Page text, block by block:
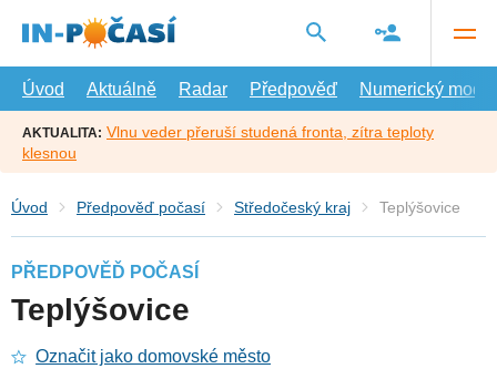
hlavní
Úvod
Aktuálně Radar Předpověď Numerický model
AKTUALITA: Vlnu veder přeruší studená fronta, zítra teploty
klesnou
Úvod Předpověď počasí Středočeský kraj Teplýšovice
PŘEDPOVĚĎ POČASÍ
Teplýšovice
Označit jako domovské město